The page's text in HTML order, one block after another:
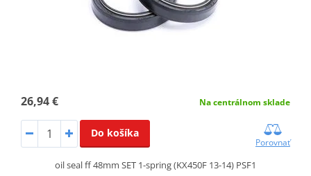
26,94 € Na centrálnom sklade
Do košíka
Porovnať
oil seal ff 48mm SET 1-spring (KX450F 13-14) PSF1